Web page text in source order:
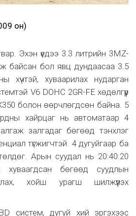
он)
Эхэн үедээ 3.3 литрийн 3MZ-
байсан бол явц дундаасаа 3.5
хүчтэй, хуваарилах нударган
V6 DOHC 2GR-FE хөдөлгүүр
болон өөрчлөгдсөн байна. 5
хайрцаг нь автоматаар 4
залгадаг бөгөөд тэнхлэг
түгжигчтэй. 4 дугуйгаар ба
Арын суудал нь 20:40:20
хуваагдсан бөгөөд суудлын
хойш урагш шилжүүлэх
систем, дугуй хий эргэхээс